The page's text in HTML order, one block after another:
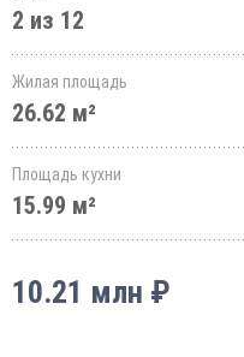
2 из 12
Жилая площадь
26.62 м²
Площадь кухни
15.99 м²
10.21 млн ₽